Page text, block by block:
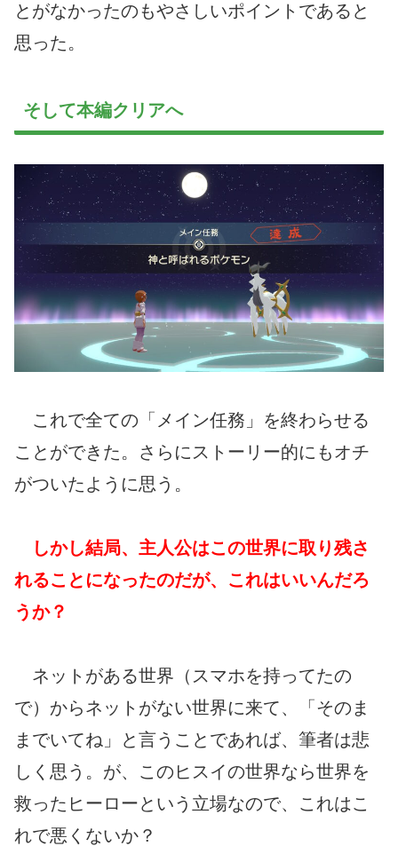
とがなかったのもやさしいポイントであると
思った。
そして本編クリアへ
これで全ての「メイン任務」を終わらせる
ことができた。さらにストーリー的にもオチ
がついたように思う。
しかし結局、主人公はこの世界に取り残さ
れることになったのだが、これはいいんだろ
うか？
ネットがある世界（スマホを持ってたの
で）からネットがない世界に来て、「そのま
までいてね」と言うことであれば、筆者は悲
しく思う。が、このヒスイの世界なら世界を
救ったヒーローという立場なので、これはこ
れで悪くないか？